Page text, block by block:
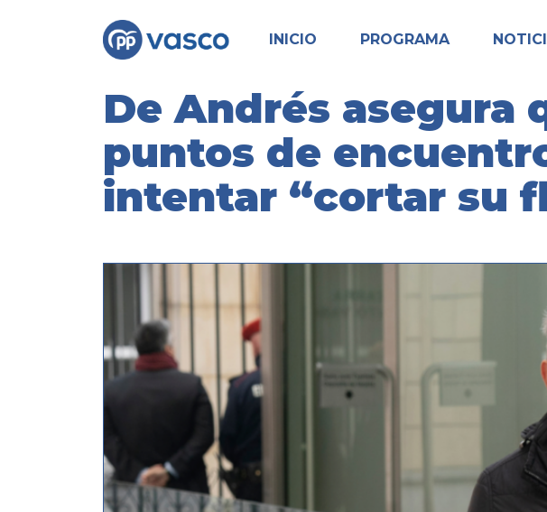
INICIO PROGRAMA
De Andrés asegura
puntos de
intentar “cortar su